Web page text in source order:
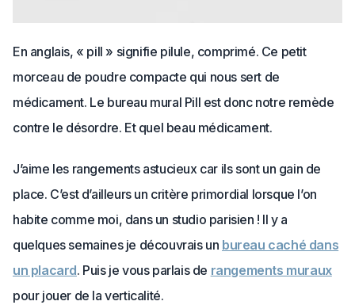
En anglais, « pill » signifie pilule, comprimé. Ce petit
morceau de poudre compacte qui nous sert de
médicament. Le bureau mural Pill est donc notre remède
contre le désordre. Et quel beau médicament.
J’aime les rangements astucieux car ils sont un gain de
place. C’est d’ailleurs un critère primordial lorsque l’on
habite comme moi, dans un studio parisien ! Il y a
quelques semaines je découvrais un bureau caché dans
un placard. Puis je vous parlais de rangements muraux
pour jouer de la verticalité.